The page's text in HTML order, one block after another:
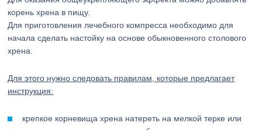
корень хрена в пищу.
Для приготовления лечебного компресса необходимо для
начала сделать настойку на основе обыкновенного столового
хрена.
Для этого нужно следовать правилам, которые предлагает
инструкция:
крепкое корневища хрена натереть на мелкой терке или